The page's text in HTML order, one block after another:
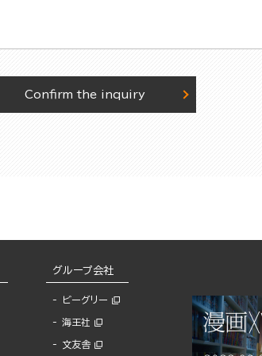
Confirm the inquiry
グループ会社
ビーグリー
海王社
文友舎